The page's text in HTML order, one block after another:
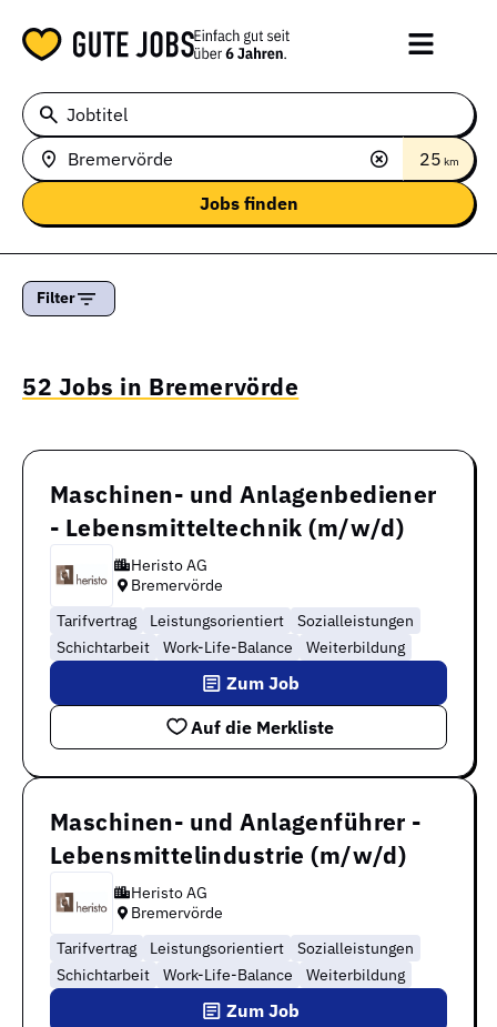
Jobtitel
25 km
Filter
52 Jobs in Bremervörde
Maschinen- und Anlagenbediener
- Lebensmitteltechnik (m/w/d)
Heristo AG
Bremervörde
Tarifvertrag
Leistungsorientiert
Sozialleistungen
Schichtarbeit
Work-Life-Balance Weiterbildung
Auf die Merkliste
Zum Job
Maschinen- und Anlagenführer -
Lebensmittelindustrie (m/w/d)
Heristo AG
Bremervörde
Tarifvertrag
Leistungsorientiert
Sozialleistungen
Schichtarbeit
Work-Life-Balance Weiterbildung
Zum Job